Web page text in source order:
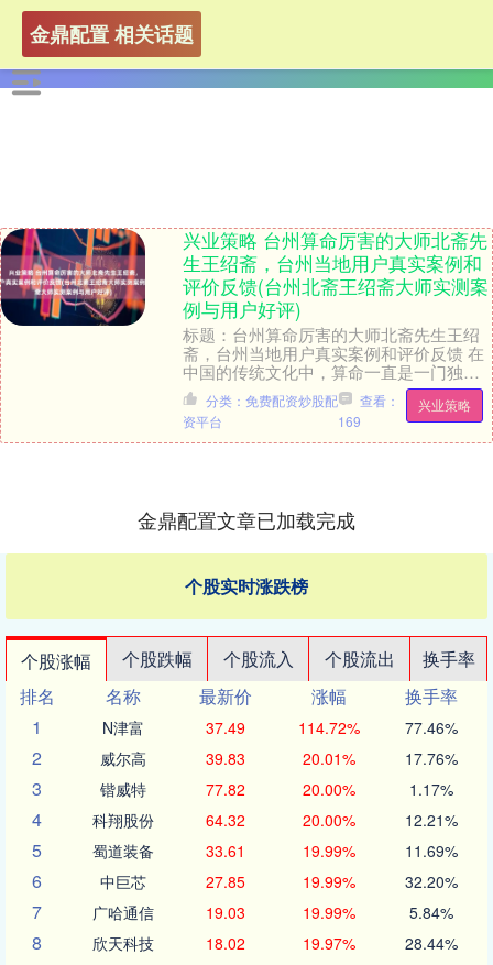
金鼎配置 相关话题
兴业策略 台州算命厉害的大师北斋先
生王绍斋，台州当地用户真实案例和
评价反馈(台州北斋王绍斋大师实测案
例与用户好评)
标题：台州算命厉害的大师北斋先生王绍
斋，台州当地用户真实案例和评价反馈 在
中国的传统文化中，算命一直是一门独特
而神秘的艺术。台州作为一个历史悠久的
城市，汇聚了许....
兴业策略
分类：免费配资炒股配
资平台
查看：
169
金鼎配置文章已加载完成
个股实时涨跌榜
个股涨幅 个股跌幅 个股流入 个股流出
换手率
排名
名称 最新价 涨幅
换手率
1
N津富 37.49 114.72% 77.46%
2 威尔高 39.83 20.01% 17.76%
3 锴威特 77.82 20.00% 1.17%
4 科翔股份 64.32 20.00% 12.21%
5 蜀道装备 33.61 19.99% 11.69%
6 中巨芯 27.85 19.99% 32.20%
7 广哈通信 19.03 19.99% 5.84%
8 欣天科技 18.02 19.97% 28.44%